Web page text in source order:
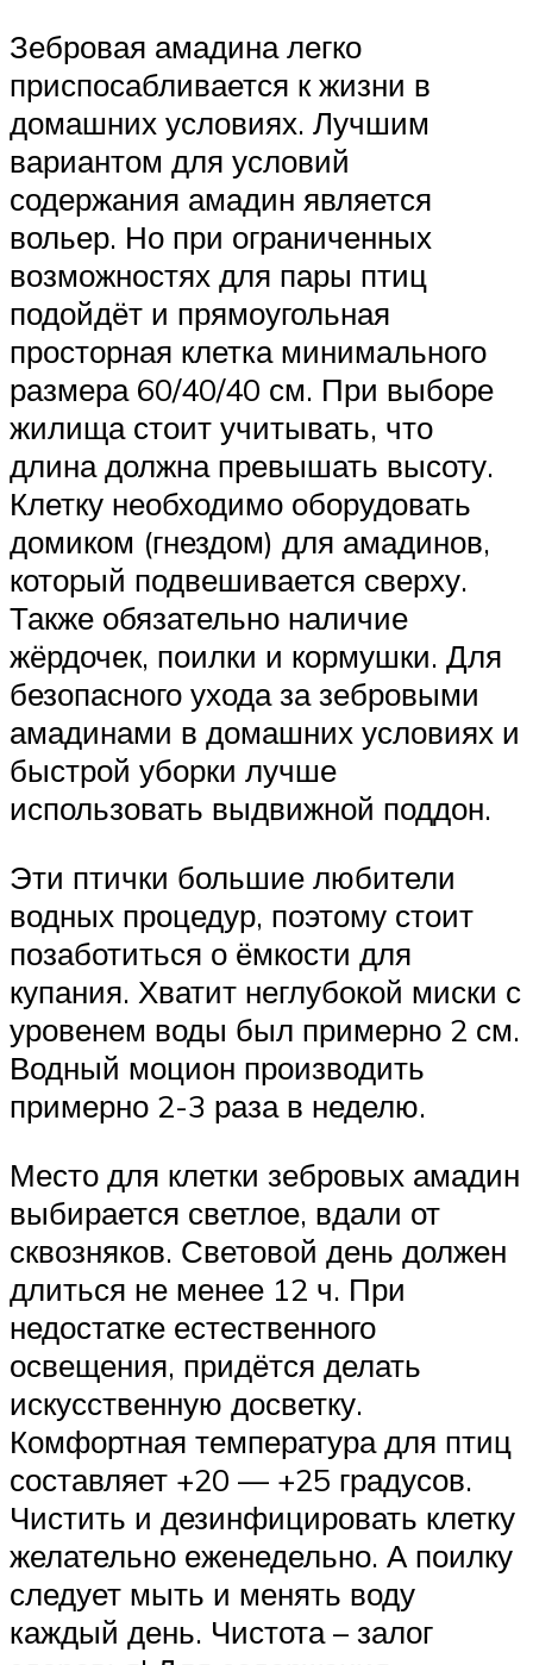
Зебровая амадина легко
приспосабливается к жизни в
домашних условиях. Лучшим
вариантом для условий
содержания амадин является
вольер. Но при ограниченных
возможностях для пары птиц
подойдёт и прямоугольная
просторная клетка минимального
размера 60/40/40 см. При выборе
жилища стоит учитывать, что
длина должна превышать высоту.
Клетку необходимо оборудовать
домиком (гнездом) для амадинов,
который подвешивается сверху.
Также обязательно наличие
жёрдочек, поилки и кормушки. Для
безопасного ухода за зебровыми
амадинами в домашних условиях и
быстрой уборки лучше
использовать выдвижной поддон.
Эти птички большие любители
водных процедур, поэтому стоит
позаботиться о ёмкости для
купания. Хватит неглубокой миски с
уровенем воды был примерно 2 см.
Водный моцион производить
примерно 2-3 раза в неделю.
Место для клетки зебровых амадин
выбирается светлое, вдали от
сквозняков. Световой день должен
длиться не менее 12 ч. При
недостатке естественного
освещения, придётся делать
искусственную досветку.
Комфортная температура для птиц
составляет +20 — +25 градусов.
Чистить и дезинфицировать клетку
желательно еженедельно. А поилку
следует мыть и менять воду
каждый день. Чистота – залог